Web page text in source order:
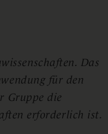
Das
für den
Gruppe die
erforderlich ist.